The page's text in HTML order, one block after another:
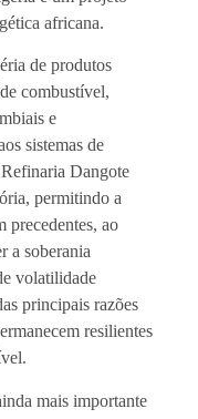
africana.
de produtos
combustível,
e
sistemas de
Dangote
permitindo a
precedentes, ao
a soberania
volatilidade
principais razões
resilientes
mais importante